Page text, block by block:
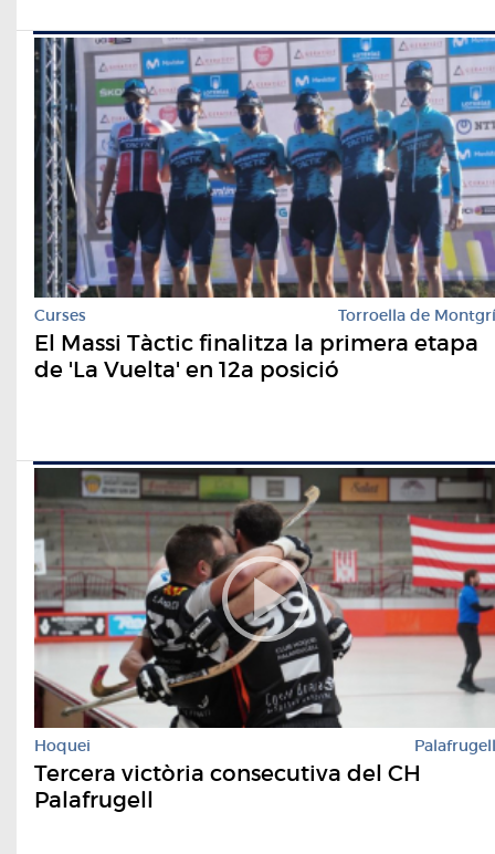
Curses Torroella de Montgrí
El Massi Tàctic finalitza la primera etapa
de 'La Vuelta' en 12a posició
Hoquei Palafrugell
Tercera victòria consecutiva del CH
Palafrugell